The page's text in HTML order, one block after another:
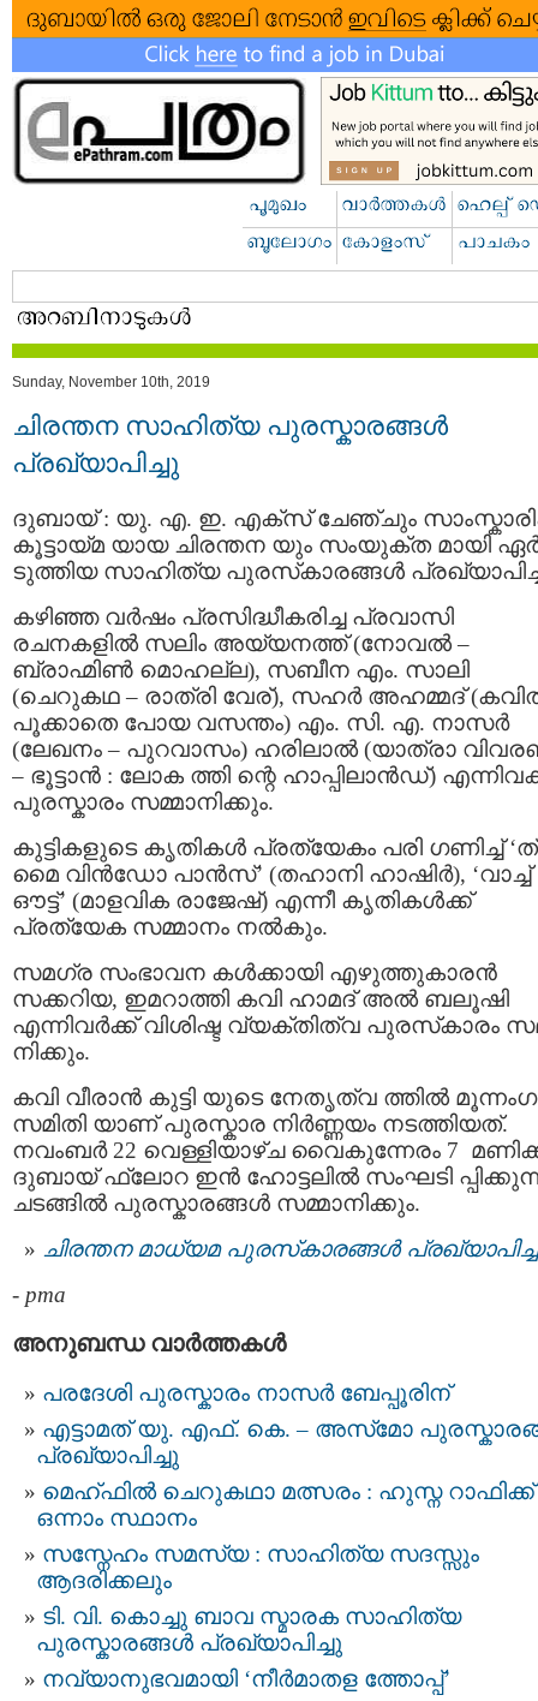
Sunday, November 10th, 2019
ചിരന്തന സാഹിത്യ പുരസ്കാരങ്ങൾ
പ്രഖ്യാപിച്ചു
ദുബായ് : യു. എ. ഇ. എക്സ്‌ ചേഞ്ചും
കൂട്ടായ്മ യായ ചിരന്തന യും സംയുക്ത മായി
ടുത്തിയ സാഹിത്യ പുരസ്‌കാരങ്ങൾ
കഴിഞ്ഞ വര്‍ഷം പ്രസിദ്ധീകരിച്ച പ്രവാസി
രചനകളിൽ സലിം അയ്യനത്ത് (നോവൽ –
ബ്രാഹ്മിൺ മൊഹല്ല), സബീന എം. സാലി
(ചെറുകഥ – രാത്രി വേര്), സഹർ അഹമ്മദ്
പൂക്കാതെ പോയ വസന്തം) എം. സി. എ. നാസർ
(ലേഖനം – പുറവാസം) ഹരിലാൽ (യാത്രാ
– ഭൂട്ടാൻ : ലോക ത്തി ന്റെ ഹാപ്പിലാൻഡ്)
പുരസ്കാരം സമ്മാനിക്കും.
കുട്ടികളുടെ കൃതികൾ പ്രത്യേകം പരി ഗണിച്ച്
മൈ വിൻഡോ പാൻസ്’ (തഹാനി ഹാഷിര്‍), ‘വാച്ച്
ഔട്ട്’ (മാളവിക രാജേഷ്) എന്നീ കൃതികള്‍ക്ക്
പ്രത്യേക സമ്മാനം നൽകും.
സമഗ്ര സംഭാവന കൾക്കായി എഴുത്തുകാരൻ
സക്കറിയ, ഇമറാത്തി കവി ഹാമദ് അൽ ബലൂഷി
എന്നിവർക്ക് വിശിഷ്ട വ്യക്തിത്വ പുരസ്‌കാരം
നിക്കും.
കവി വീരാൻ കുട്ടി യുടെ നേതൃത്വ ത്തില്‍ മൂന്നംഗ
സമിതി യാണ് പുരസ്കാര നിർണ്ണയം നടത്തിയത്.
നവംബർ 22 വെള്ളിയാഴ്ച വൈകുന്നേരം 7
ദുബായ് ഫ്ലോറ ഇൻ ഹോട്ടലിൽ സംഘടി
ചടങ്ങിൽ പുരസ്കാരങ്ങൾ സമ്മാനിക്കും.
ചിരന്തന മാധ്യമ പുരസ്‌കാരങ്ങള്‍
- pma
അനുബന്ധ വാര്‍ത്തകള്‍
പരദേശി പുരസ്കാരം നാസർ ബേപ്പൂരിന്
എട്ടാമത് യു. എഫ്. കെ. – അസ്‌മോ
പ്രഖ്യാപിച്ചു
മെഹ്ഫിൽ ചെറുകഥാ മത്സരം : ഹുസ്ന റാഫിക്ക്
ഒന്നാം സ്ഥാനം
സസ്നേഹം സമസ്യ : സാഹിത്യ സദസ്സും
ആദരിക്കലും
ടി. വി. കൊച്ചു ബാവ സ്മാരക സാഹിത്യ
പുരസ്കാരങ്ങൾ പ്രഖ്യാപിച്ചു
നവ്യാനുഭവമായി ‘നീർമാതള ത്തോപ്പ്’